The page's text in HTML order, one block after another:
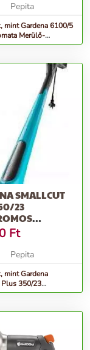
Pepita
mint Gardena 6100/5
Merülő-
SMALLCUT
23
Ft
Pepita
mint Gardena
350/23
Elektromos fűszegélynyíró